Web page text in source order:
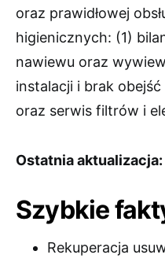
oraz prawidłowej
higienicznych: (1)
nawiewu oraz
instalacji i brak
oraz serwis filtrów i
Ostatnia aktualizacja:
Szybkie
Rekuperacja